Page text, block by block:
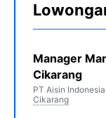
Manager
Cikarang
PT Aisin Indonesia
Cikarang